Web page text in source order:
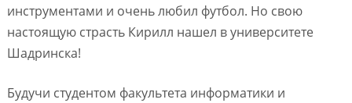
инструментами и очень любил футбол. Но свою
настоящую страсть Кирилл нашел в университете
Шадринска!
Будучи студентом факультета информатики и